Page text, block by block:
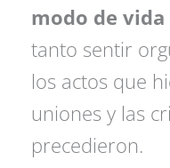
modo de vida
tanto sentir
los actos que
uniones y las
precedieron.